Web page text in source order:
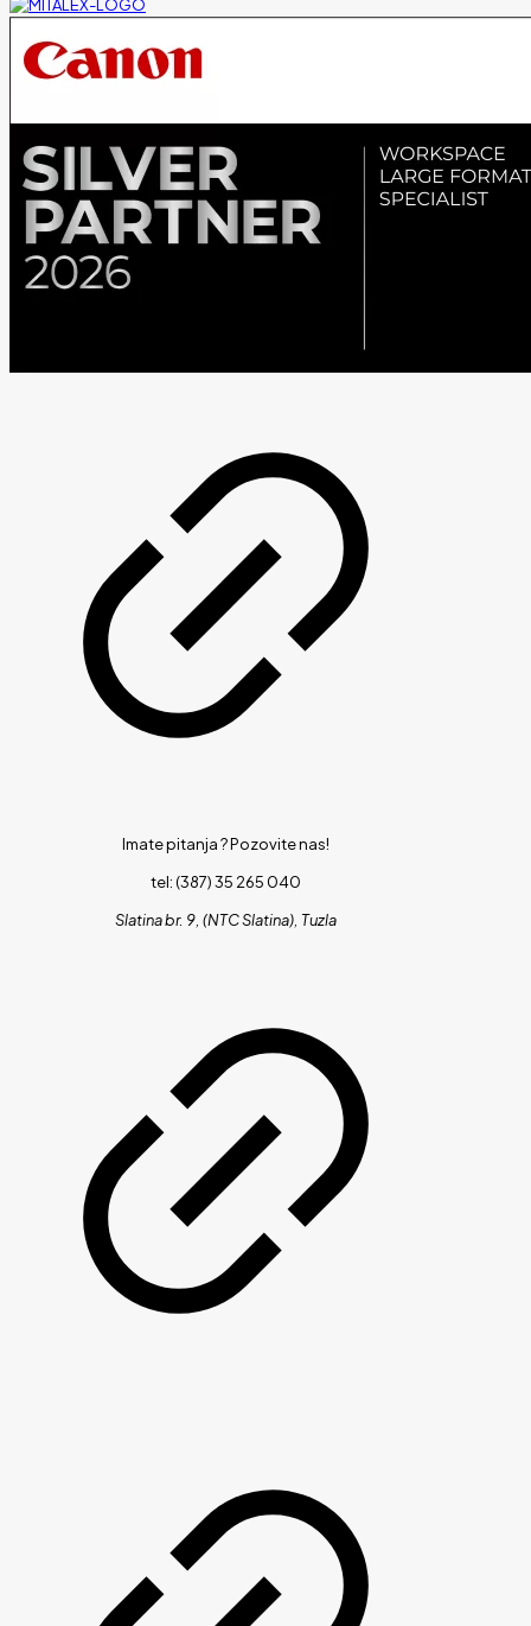
Imate pitanja ?Pozovite nas!
tel: (387) 35 265 040
Slatina br. 9, (NTC Slatina), Tuzla